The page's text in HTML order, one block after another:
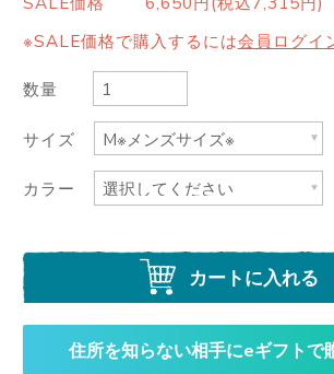
※SALE価格で購入するには会員ログイ
数量
サイズ
カラー
カートに入れる
住所を知らない相手にeギフトで